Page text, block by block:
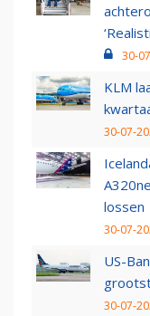
30-
KLM
30-07-
lossen
30-07-
US-
30-07-